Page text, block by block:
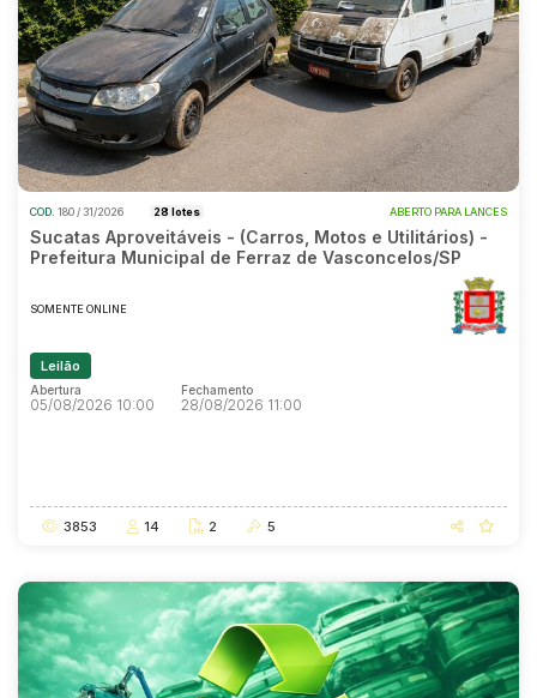
COD. 180 / 31/2026 28 lotes ABERTO PARA LANCES
Sucatas Aproveitáveis - (Carros, Motos e Utilitários) -
Prefeitura Municipal de Ferraz de Vasconcelos/SP
SOMENTE ONLINE
Leilão
Abertura
05/08/2026 10:00
Fechamento
28/08/2026 11:00
3853 14 2 5